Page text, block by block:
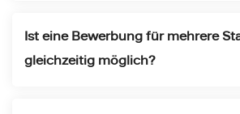
Ist eine Bewerbung für mehrere
gleichzeitig möglich?